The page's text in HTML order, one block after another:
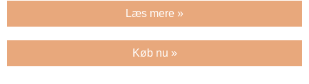
Læs mere »
Køb nu »